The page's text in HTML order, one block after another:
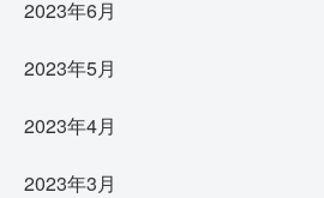
2023年6月
2023年5月
2023年4月
2023年3月